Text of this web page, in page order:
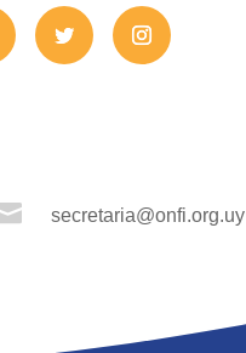
secretaria@onfi.org.uy